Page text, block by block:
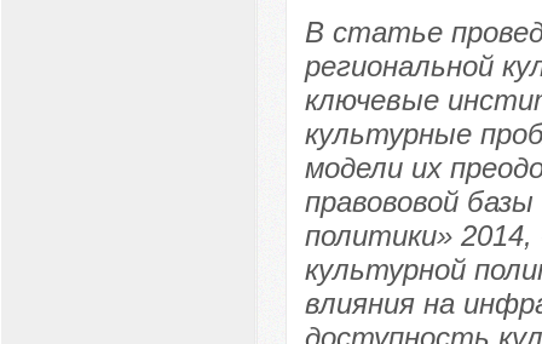
В статье
региональной
ключевые
культурные
модели их
правововой
политики»
культурной
влияния на